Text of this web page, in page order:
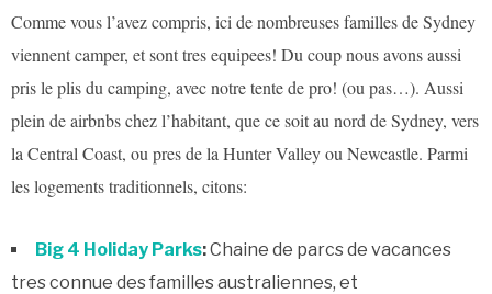
Comme vous l’avez compris, ici de nombreuses familles de Sydney
viennent camper, et sont tres equipees! Du coup nous avons aussi
pris le plis du camping, avec notre tente de pro! (ou pas…). Aussi
plein de airbnbs chez l’habitant, que ce soit au nord de Sydney, vers
la Central Coast, ou pres de la Hunter Valley ou Newcastle. Parmi
les logements traditionnels, citons:
Big 4 Holiday Parks:Chaine de parcs de vacances
tres connue des familles australiennes, et